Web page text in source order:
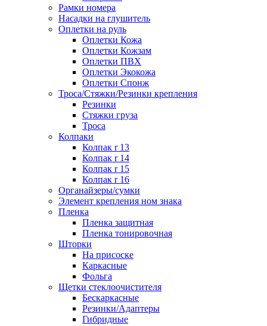
Рамки номера
Насадки на глушитель
Оплетки на руль
Оплетки Кожа
Оплетки Кожзам
Оплетки ПВХ
Оплетки Экокожа
Оплетки Спонж
Троса/Стяжки/Резинки крепления
Резинки
Стяжки груза
Троса
Колпаки
Колпак r 13
Колпак r 14
Колпак r 15
Колпак r 16
Органайзеры/сумки
Элемент крепления ном знака
Пленка
Пленка защитная
Пленка тонировочная
Шторки
На присоске
Каркасные
Фольга
Щетки стеклоочистителя
Бескаркасные
Резинки/Адаптеры
Гибридные